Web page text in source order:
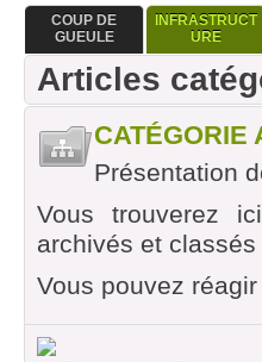
COUP DE
GUEULE
INFRASTRUCT
URE
Articles
CATÉGORIE
Présentation
Vous trouverez
archivés et
Vous pouvez